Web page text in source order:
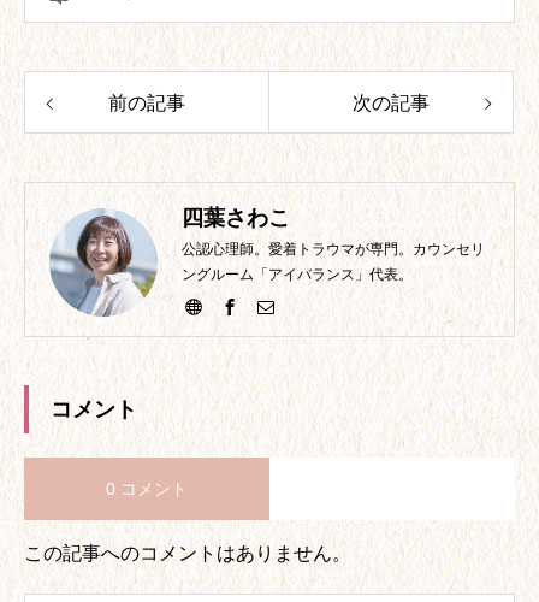
前の記事 次の記事
四葉さわこ
公認心理師。愛着トラウマが専門。カウンセリ
ングルーム「アイバランス」代表。
コメント
0 コメント
この記事へのコメントはありません。